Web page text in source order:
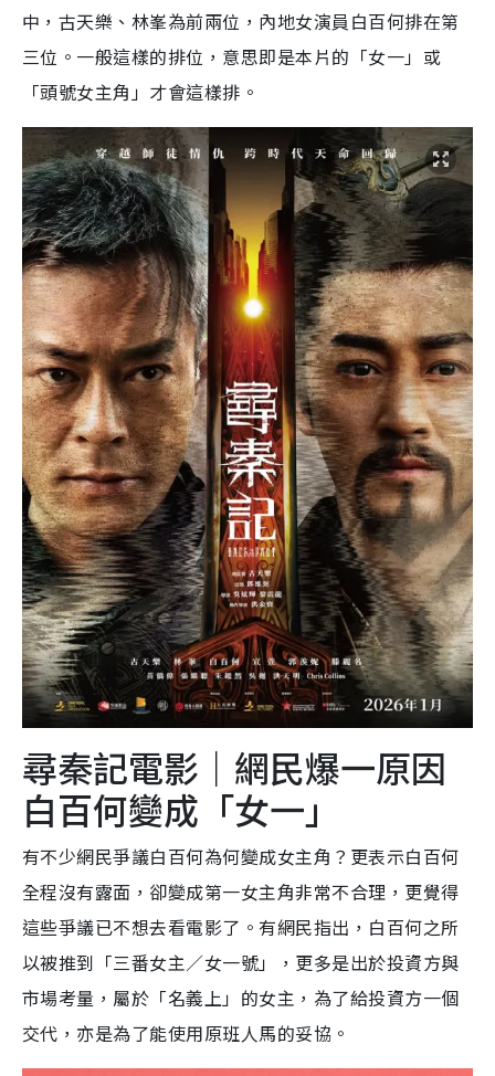
中，古天樂、林峯為前兩位，內地女演員白百何排在第
三位。一般這樣的排位，意思即是本片的「女一」或
「頭號女主角」才會這樣排。
尋秦記電影｜網民爆一原因
白百何變成「女一」
有不少網民爭議白百何為何變成女主角？更表示白百何
全程沒有露面，卻變成第一女主角非常不合理，更覺得
這些爭議已不想去看電影了。​有網民指出，白百何之所
以被推到「三番女主／女一號」，更多是出於投資方與
市場考量，屬於「名義上」的女主，為了給投資方一個
交代，亦是為了能使用原班人馬的妥協。